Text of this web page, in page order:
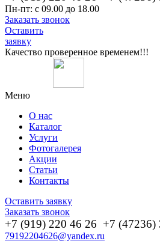
Пн-пт: с 09.00 до 18.00
Заказать звонок
Оставить
заявку
Качество проверенное временем!!!
Меню
О нас
Каталог
Услуги
Фотогалерея
Акции
Статьи
Контакты
Оставить заявку
Заказать звонок
+7 (919) 220 46 26 +7 (47236)
79192204626@yandex.ru